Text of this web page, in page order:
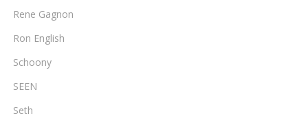
Rene Gagnon
Ron English
Schoony
SEEN
Seth